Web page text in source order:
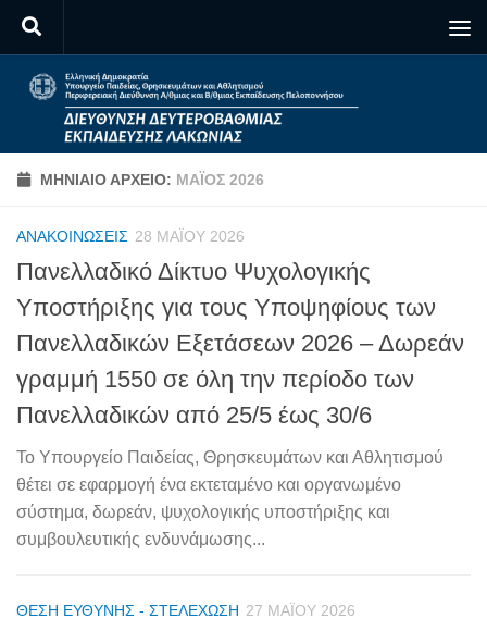
Skip to content
ΜΗΝΙΑΊΟ ΑΡΧΕΊΟ: ΜΆΙΟΣ 2026
ΑΝΑΚΟΙΝΏΣΕΙΣ 28 ΜΑΪ́ΟΥ 2026
Πανελλαδικό Δίκτυο Ψυχολογικής
Υποστήριξης για τους Υποψηφίους των
Πανελλαδικών Εξετάσεων 2026 – Δωρεάν
γραμμή 1550 σε όλη την περίοδο των
Πανελλαδικών από 25/5 έως 30/6
Το Υπουργείο Παιδείας, Θρησκευμάτων και Αθλητισμού
θέτει σε εφαρμογή ένα εκτεταμένο και οργανωμένο
σύστημα, δωρεάν, ψυχολογικής υποστήριξης και
συμβουλευτικής ενδυνάμωσης...
ΘΈΣΗ ΕΥΘΎΝΗΣ - ΣΤΕΛΈΧΩΣΗ 27 ΜΑΪ́ΟΥ 2026